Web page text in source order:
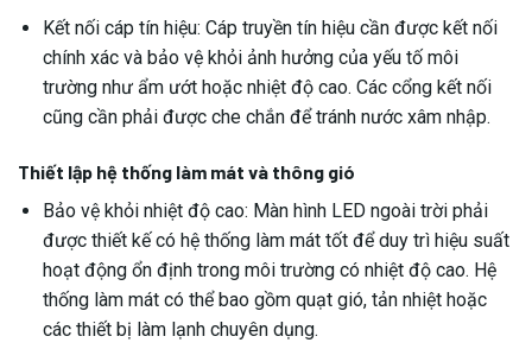
Kết nối cáp tín hiệu: Cáp truyền tín hiệu cần được kết nối
chính xác và bảo vệ khỏi ảnh hưởng của yếu tố môi
trường như ẩm ướt hoặc nhiệt độ cao. Các cổng kết nối
cũng cần phải được che chắn để tránh nước xâm nhập.
Thiết lập hệ thống làm mát và thông gió
Bảo vệ khỏi nhiệt độ cao: Màn hình LED ngoài trời phải
được thiết kế có hệ thống làm mát tốt để duy trì hiệu suất
hoạt động ổn định trong môi trường có nhiệt độ cao. Hệ
thống làm mát có thể bao gồm quạt gió, tản nhiệt hoặc
các thiết bị làm lạnh chuyên dụng.